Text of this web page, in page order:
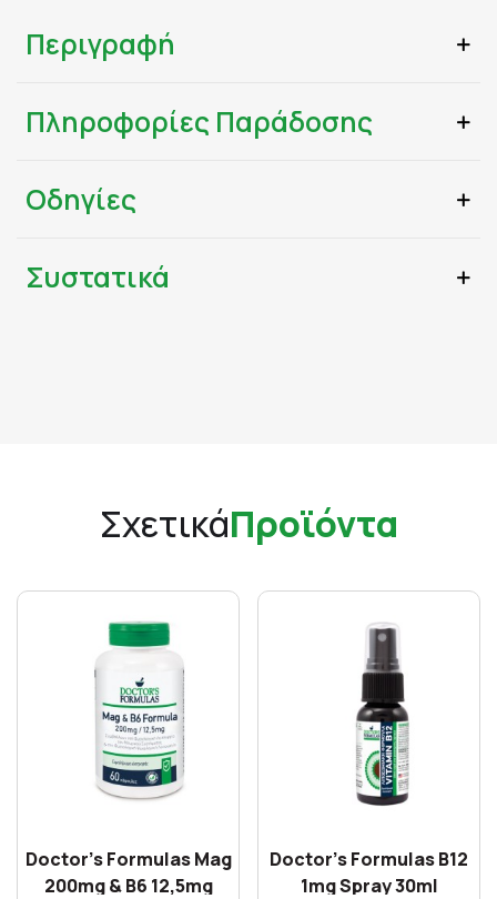
Περιγραφή
Πληροφορίες Παράδοσης
Οδηγίες
Συστατικά
ΣχετικάΠροϊόντα
Doctor's Formulas Mag
200mg & B6 12,5mg
Doctor's Formulas B12
1mg Spray 30ml